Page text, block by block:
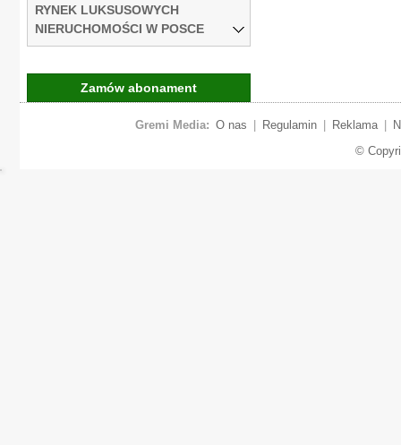
RYNEK LUKSUSOWYCH
NIERUCHOMOŚCI W POSCE
Zamów abonament
Gremi Media: O nas Regulamin Reklama
©